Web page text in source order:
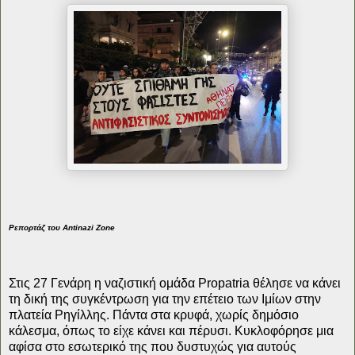
Ρεπορτάζ του Antinazi Zone
Στις 27 Γενάρη η ναζιστική ομάδα Propatria θέλησε να κάνει
τη δική της συγκέντρωση για την επέτειο των Ιμίων στην
πλατεία Ρηγίλλης. Πάντα στα κρυφά, χωρίς δημόσιο
κάλεσμα, όπως το είχε κάνει και πέρυσι. Κυκλοφόρησε μια
αφίσα στο εσωτερικό της που δυστυχώς για αυτούς